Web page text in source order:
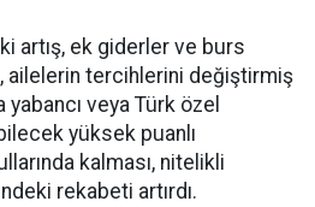
artış, ek giderler ve burs
ailelerin tercihlerini değiştirmiş
veya Türk özel
yüksek puanlı
kalması, nitelikli
rekabeti artırdı.